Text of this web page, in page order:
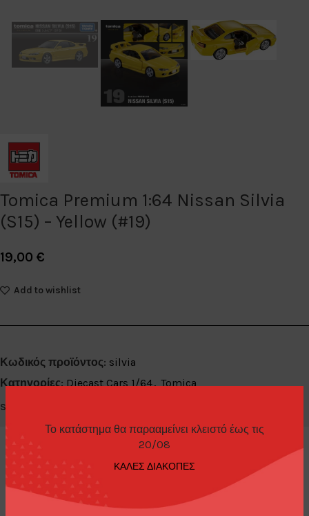
Το κατάστημα θα παρααμείνει κλειστό έως τις
20/08
ΚΑΛΕΣ ΔΙΑΚΟΠΕΣ
Tomica Premium 1:64 Nissan Silvia
(S15) – Yellow (#19)
19,00 €
Add to wishlist
Κωδικός προϊόντος: silvia
Κατηγορίες: Diecast Cars 1/64, Tomica
Share:
ΠΕΡΙΓΡΑΦΉ